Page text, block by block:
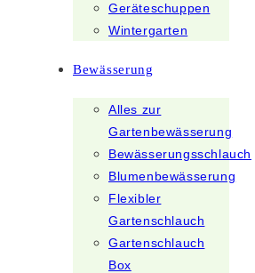
Geräteschuppen
Wintergarten
Bewässerung
Alles zur
Gartenbewässerung
Bewässerungsschlauch
Blumenbewässerung
Flexibler
Gartenschlauch
Gartenschlauch
Box